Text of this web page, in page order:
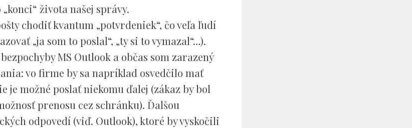
života našej správy.
chodiť kvantum „potvrdeniek“, čo veľa ľudí
„ja som to poslal“, „ty si to vymazal“…).
MS Outlook a občas som zarazený
vo firme by sa napríklad osvedčilo mať
možné poslať niekomu ďalej (zákaz by bol
prenosu cez schránku). Ďalšou
odpovedí (viď. Outlook), ktoré by vyskočili